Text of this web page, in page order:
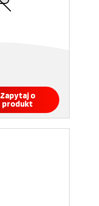
Zapytaj o
produkt